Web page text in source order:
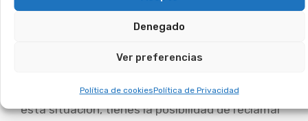
Denegado
Ver preferencias
Política de cookiesPolítica de Privacidad
Este tipo de tarjetas imponen tipos de interés
excesivos y te atrapan en una espiral de pagos
interminables. Miles de personas contrataron sin
miles de demandas en los tribunales. Si estás en
esta situación, tienes la posibilidad de reclamar